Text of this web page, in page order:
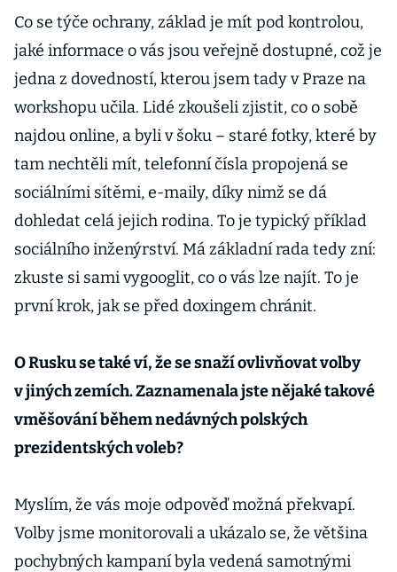
Co se týče ochrany, základ je mít pod kontrolou,
jaké informace o vás jsou veřejně dostupné, což je
jedna z dovedností, kterou jsem tady v Praze na
workshopu učila. Lidé zkoušeli zjistit, co o sobě
najdou online, a byli v šoku – staré fotky, které by
tam nechtěli mít, telefonní čísla propojená se
sociálními sítěmi, e-maily, díky nimž se dá
dohledat celá jejich rodina. To je typický příklad
sociálního inženýrství. Má základní rada tedy zní:
zkuste si sami vygooglit, co o vás lze najít. To je
první krok, jak se před doxingem chránit.
O Rusku se také ví, že se snaží ovlivňovat volby
v jiných zemích. Zaznamenala jste nějaké takové
vměšování během nedávných polských
prezidentských voleb?
Myslím, že vás moje odpověď možná překvapí.
Volby jsme monitorovali a ukázalo se, že většina
pochybných kampaní byla vedená samotnými